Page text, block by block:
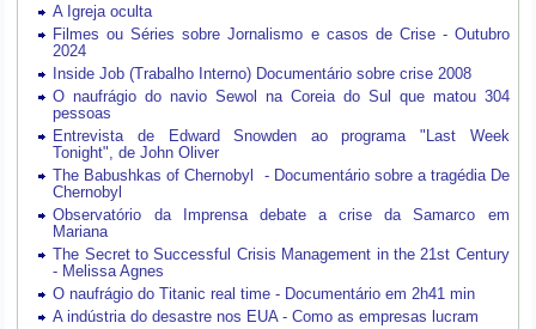
A Igreja oculta
Filmes ou Séries sobre Jornalismo e casos de Crise - Outubro
2024
Inside Job (Trabalho Interno) Documentário sobre crise 2008
O naufrágio do navio Sewol na Coreia do Sul que matou 304
pessoas
Entrevista de Edward Snowden ao programa "Last Week
Tonight", de John Oliver
The Babushkas of Chernobyl - Documentário sobre a tragédia De
Chernobyl
Observatório da Imprensa debate a crise da Samarco em
Mariana
The Secret to Successful Crisis Management in the 21st Century
- Melissa Agnes
O naufrágio do Titanic real time - Documentário em 2h41 min
A indústria do desastre nos EUA - Como as empresas lucram